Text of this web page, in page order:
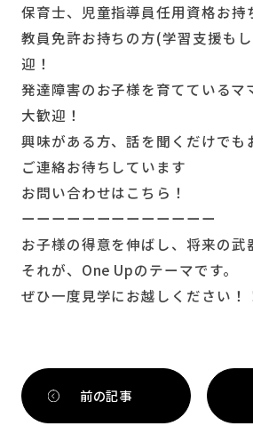
保育士、児童指導員任用資格お持
教員免許お持ちの方(学習支援も
迎！
発達障害のお子様を育てているマ
大歓迎！
興味がある方、話を聞くだけでも
ご連絡お待ちしています
お問い合わせはこちら！
ーーーーーーーーーーーーー
お子様の得意を伸ばし、将来の武
それが、One Upのテーマです。
ぜひ一度見学にお越しください！
前の記事